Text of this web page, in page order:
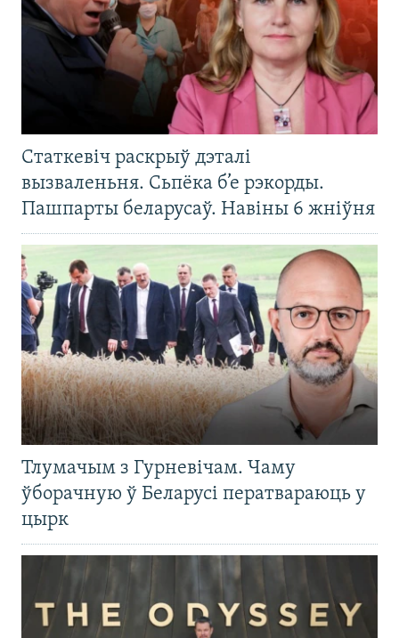
Статкевіч раскрыў дэталі
вызваленьня. Сьпёка б’е рэкорды.
Пашпарты беларусаў. Навіны 6 жніўня
Тлумачым з Гурневічам. Чаму
ўборачную ў Беларусі ператвараюць у
цырк